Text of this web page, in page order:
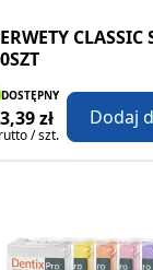
CLASSIC
DOSTĘPNY
zł
/ szt.
Dodaj